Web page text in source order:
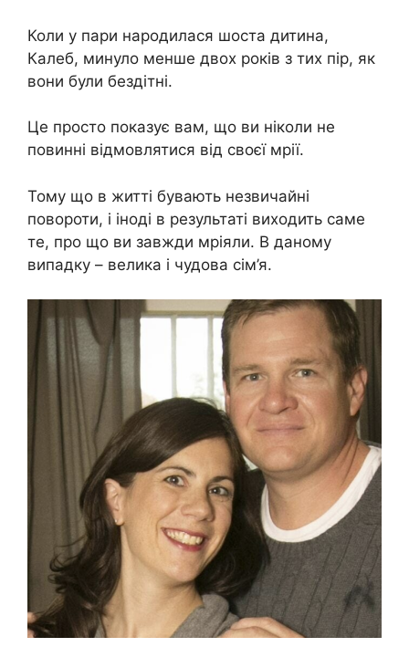
Коли у пари народилася шоста дитина,
Калеб, минуло менше двох років з тих пір, як
вони були бездітні.
Це просто показує вам, що ви ніколи не
повинні відмовлятися від своєї мрії.
Тому що в житті бувають незвичайні
повороти, і іноді в результаті виходить саме
те, про що ви завжди мріяли. В даному
випадку – велика і чудова сім’я.